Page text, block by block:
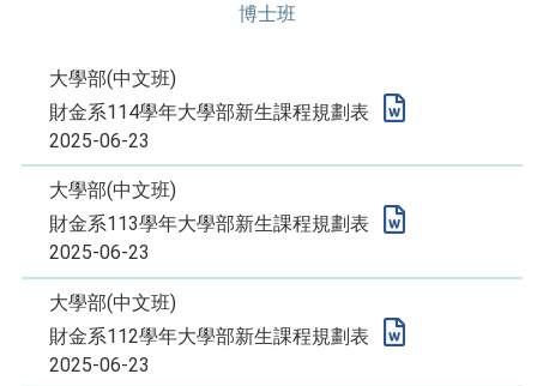
博士班
大學部(中文班)
財金系114學年大學部新生課程規劃表
2025-06-23
大學部(中文班)
財金系113學年大學部新生課程規劃表
2025-06-23
大學部(中文班)
財金系112學年大學部新生課程規劃表
2025-06-23